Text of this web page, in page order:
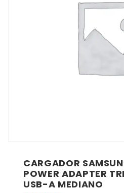
CARGADOR
POWER ADAPTER
USB-A MEDIANO